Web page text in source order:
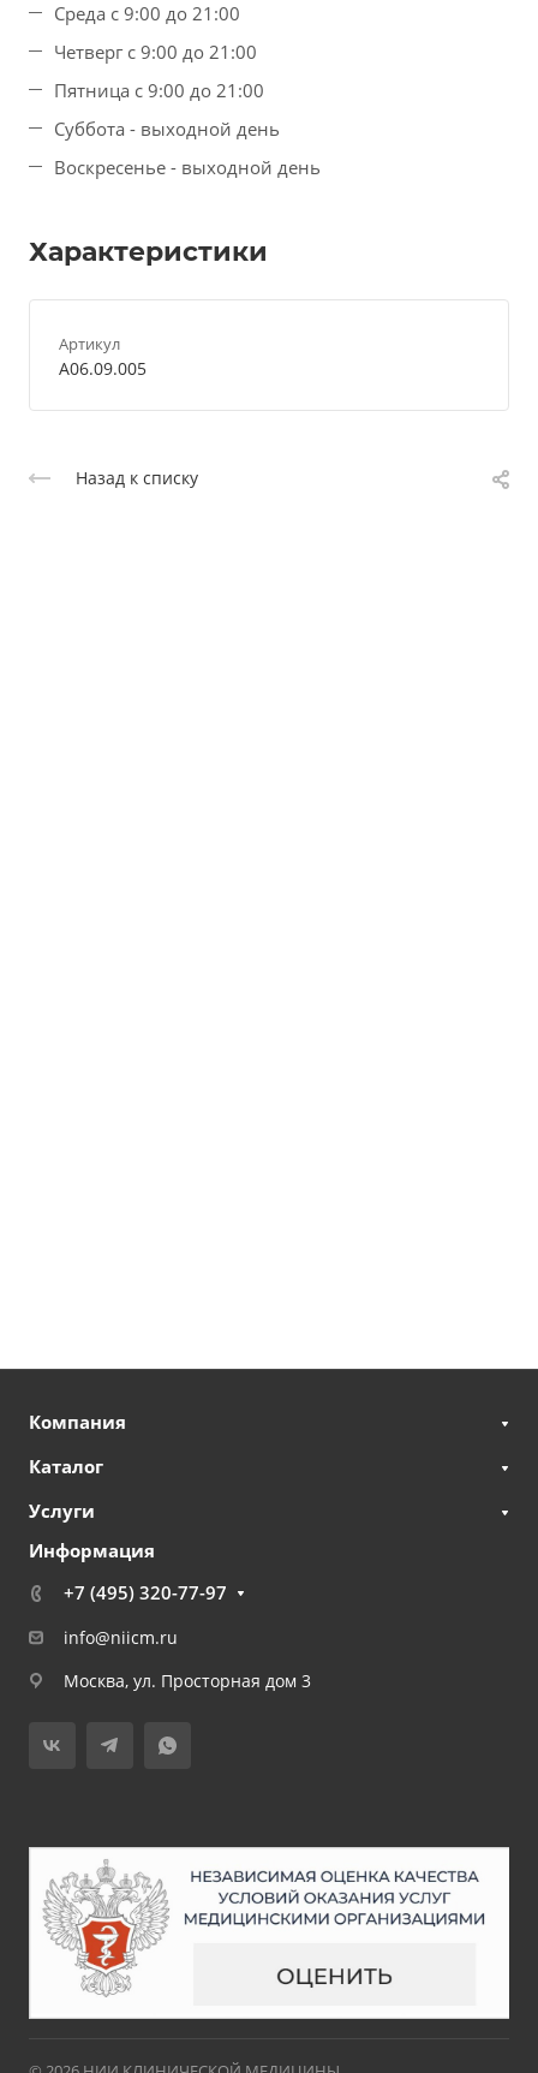
Среда с 9:00 до 21:00
Четверг с 9:00 до 21:00
Пятница с 9:00 до 21:00
Суббота - выходной день
Воскресенье - выходной день
Характеристики
Артикул
A06.09.005
Назад к списку
Компания
Каталог
Услуги
Информация
+7 (495) 320-77-97
info@niicm.ru
Москва, ул. Просторная дом 3